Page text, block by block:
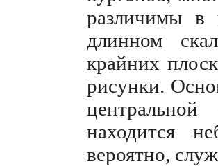
различимы в
длинном
крайних
рисунки.
находится
вероятно,